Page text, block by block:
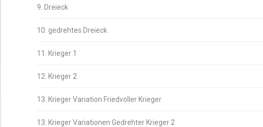
9. Dreieck
10. gedrehtes Dreieck
11. Krieger 1
12. Krieger 2
13. Krieger Variation Friedvoller Krieger
13. Krieger Variationen Gedrehter Krieger 2